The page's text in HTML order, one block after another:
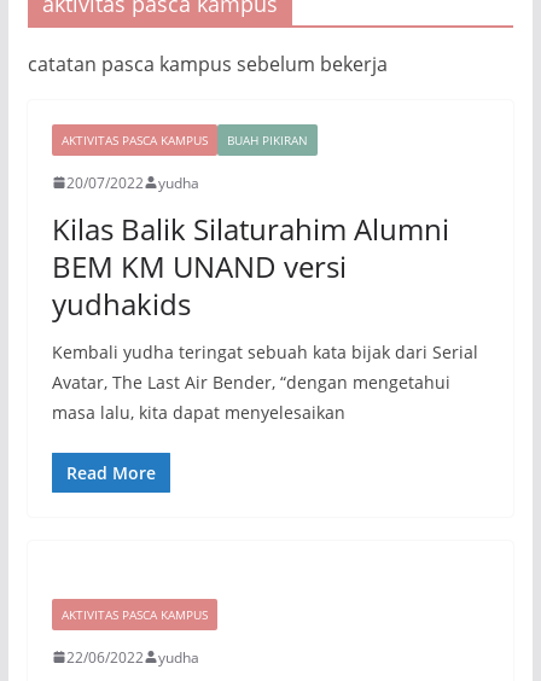
catatan pasca kampus sebelum bekerja
AKTIVITAS PASCA KAMPUS BUAH PIKIRAN
20/07/2022 yudha
Kilas Balik Silaturahim Alumni
BEM KM UNAND versi
yudhakids
Kembali yudha teringat sebuah kata bijak dari Serial
Avatar, The Last Air Bender, “dengan mengetahui
masa lalu, kita dapat menyelesaikan
Read More
AKTIVITAS PASCA KAMPUS
22/06/2022 yudha